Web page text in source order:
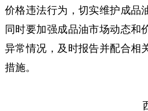
价格违法行为，切实维护成品
同时要加强成品油市场动态和
异常情况，及时报告并配合相
措施。